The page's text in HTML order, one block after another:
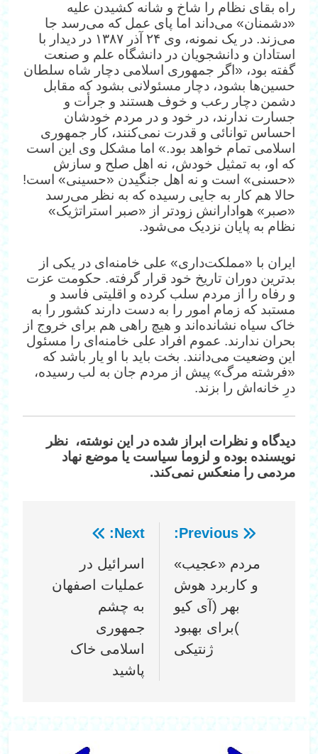
راه بقای نظام را شاخ و شانه کشیدن علیه
«دشمنان» می‌داند اما پای عمل که می‌رسد جا
می‌زند. در یک نمونه، وی ۲۴ آذر ۱۳۸۷ در دیدار با
استادان و دانشجویان در دانشگاه علم و صنعت‌
گفته بود، «اگر جمهوری اسلامی دچار شاه سلطان
حسین‌ها بشود، دچار مسئولانی بشود که مقابل
دشمن دچار رعب و خوف هستند و جرأت و
جسارت ندارند، در خود و در مردم خودشان
احساس توانائی و قدرت نمی‌کنند، کار جمهوری
اسلامی تمام خواهد بود.» اما مشکل وی این است
که او، به تمثیل خودش، نه اهل صلح و سازش
«حسنی» است و نه اهل جنگیدن «حسینی» است!
حالا هم کار به جایی رسیده که به نظر می‌رسد
«صبر» هوادارانش زودتر از «صبر استراتژیک»
نظام به پایان نزدیک می‌شود.
ایران با «مملکت‌داری» علی خامنه‌ای در یکی از
بدترین دوران تاریخ خود قرار گرفته. حکومت عزت
و رفاه را از مردم سلب کرده و اقلیتی فاسد و
مستبد که زمام امور را به دست دارند کشور را به
خاک سیاه نشانده‌اند و هیچ راهی هم برای خروج از
بحران ندارند. عموم افراد علی خامنه‌ای را مسئول
این وضعیت می‌دانند. بخت باید با او یار باشد که
«فرشته مرگ» پیش از مردم جان به لب رسیده،
درِ خانه‌اش را بزند.
دیدگاه‌ و نظرات ابراز شده در این نوشته، نظر
نویسنده بوده و لزوما سیاست یا موضع نهاد
مردمی را منعکس نمی‌کند.
راهبری
نوشته
Previous:
مردم «عجیب»
و کاربرد هوش
بهر (آی کیو
)برای بهبود
ژنتیکی‎
Next:
اسرائیل در
عملیات اصفهان
به چشم
جمهوری
اسلامی خاک
پاشید